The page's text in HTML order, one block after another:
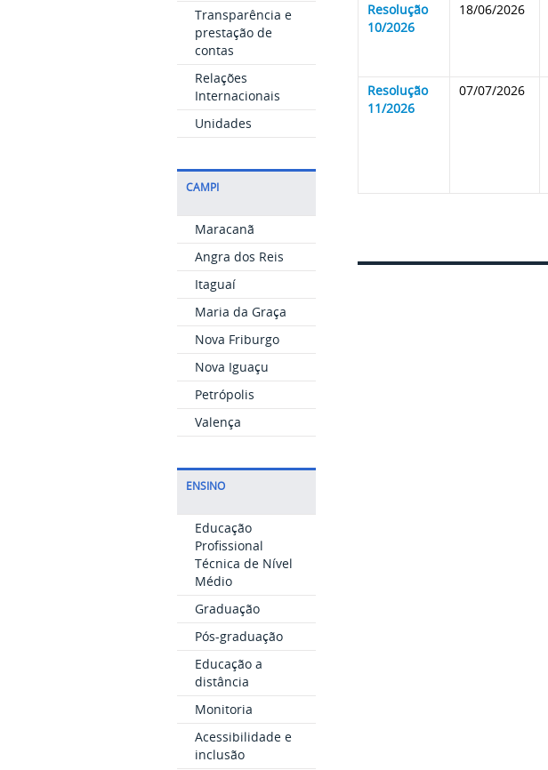
Transparência e
prestação de
contas
Relações
Internacionais
Unidades
CAMPI
Maracanã
Angra dos Reis
Itaguaí
Maria da Graça
Nova Friburgo
Nova Iguaçu
Petrópolis
Valença
ENSINO
Educação
Profissional
Técnica de Nível
Médio
Graduação
Pós-graduação
Educação a
distância
Monitoria
Acessibilidade e
inclusão
Resolução
10/2026
18/06/2026
Resolução
11/2026
07/07/2026